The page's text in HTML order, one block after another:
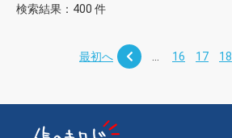
検索結果：400 件
最初へ 16 17 18